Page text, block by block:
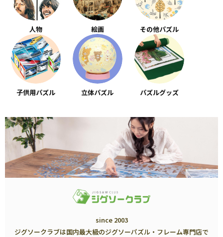
人物 絵画 その他パズル
子供用パズル 立体パズル パズルグッズ
since 2003
ジグソークラブは国内最大級のジグソーパズル・フレーム専門店で